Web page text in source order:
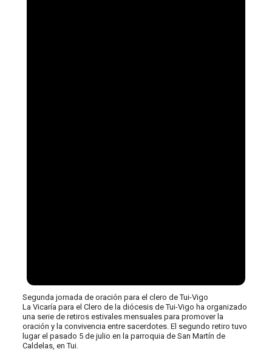
Segunda jornada de oración para el clero de Tui-Vigo
La Vicaría para el Clero de la diócesis de Tui-Vigo ha organizado
una serie de retiros estivales mensuales para promover la
oración y la convivencia entre sacerdotes. El segundo retiro tuvo
lugar el pasado 5 de julio en la parroquia de San Martín de
Caldelas, en Tui.